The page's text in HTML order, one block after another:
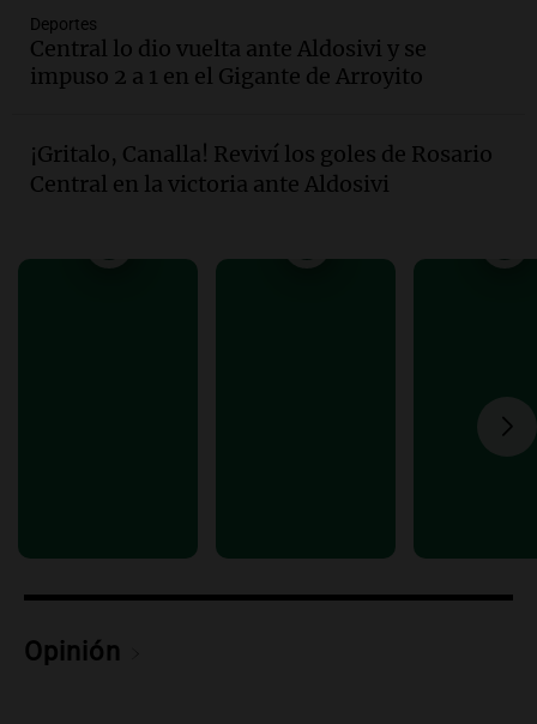
proteínas
Una mañana para todos
Episodios
la cooperativa Talamochita en Villa
María
Panorama Federal
Audio.Vandalismo en San Miguel de
Deportes
Central lo dio vuelta ante Aldosivi y se
impuso 2 a 1 en el Gigante de Arroyito
¡Gritalo, Canalla! Reviví los goles de Rosario
Central en la victoria ante Aldosivi
Opinión